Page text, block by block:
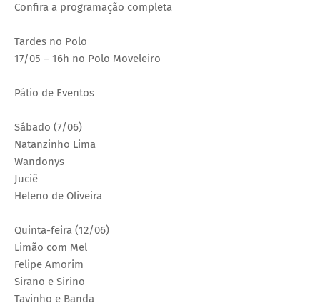
Confira a programação completa
Tardes no Polo
17/05 – 16h no Polo Moveleiro
Pátio de Eventos
Sábado (7/06)
Natanzinho Lima
Wandonys
Juciê
Heleno de Oliveira
Quinta-feira (12/06)
Limão com Mel
Felipe Amorim
Sirano e Sirino
Tavinho e Banda